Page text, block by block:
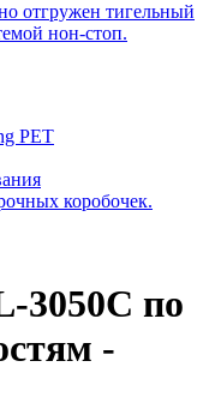
отгружен тигельный
нон-стоп.
PET
коробочек.
3050С по
-